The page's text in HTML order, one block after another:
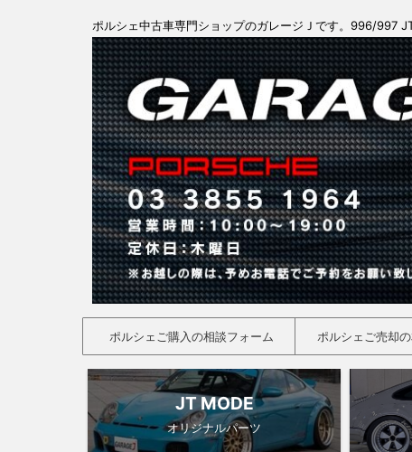
ポルシェ中古車専門ショップのガレージＪです。996/997
ポルシェご購入の相談フォーム ポルシェご売却
JT MODE
オリジナルパーツ